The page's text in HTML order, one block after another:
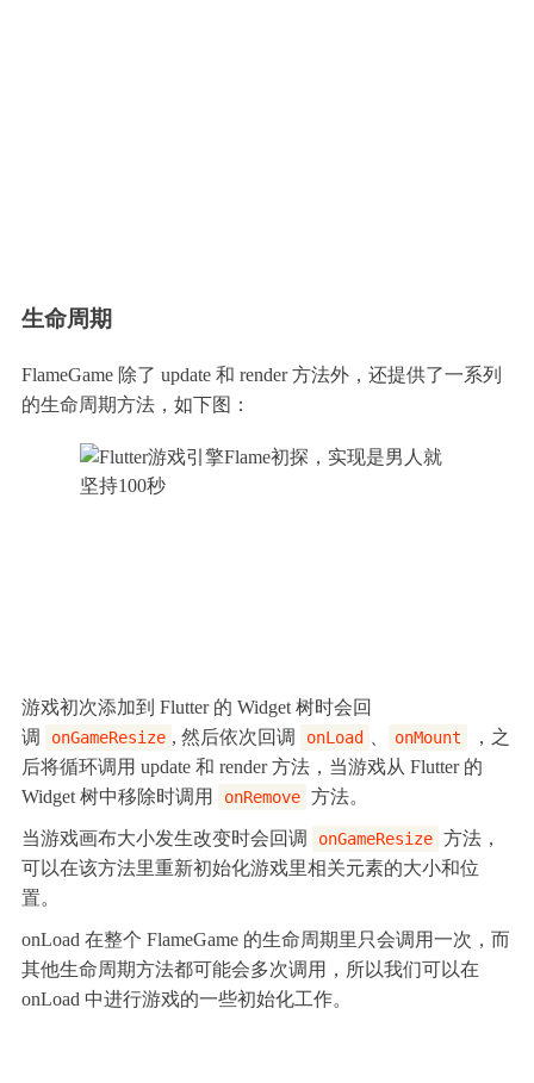
生命周期
FlameGame 除了 update 和 render 方法外，还提供了一系列
的生命周期方法，如下图：
游戏初次添加到 Flutter 的 Widget 树时会回
调
onGameResize , 然后依次回调 onLoad onMount
，之
后将循环调用 update 和 render 方法，当游戏从 Flutter 的
Widget 树中移除时调用
onRemove 方法。
当游戏画布大小发生改变时会回调 onGameResize 方法，
可以在该方法里重新初始化游戏里相关元素的大小和位
置。
onLoad 在整个 FlameGame 的生命周期里只会调用一次，而
其他生命周期方法都可能会多次调用，所以我们可以在
onLoad 中进行游戏的一些初始化工作。